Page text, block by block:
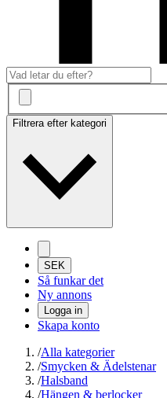
Filtrera efter kategori
SEK
Så funkar det
Ny annons
Logga in
Skapa konto
/Alla kategorier
/Smycken & Ädelstenar
/Halsband
/Hängen & berlocker